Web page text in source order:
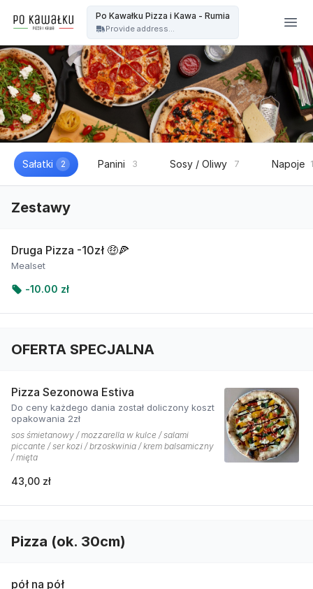
Po Kawałku Pizza i Kawa - Rumia
Provide address...
Sałatki 2 Panini 3 Sosy / Oliwy 7 Napoje
Zestawy
Druga Pizza -10zł 🤑🍕
Mealset
-10.00 zł
OFERTA SPECJALNA
Pizza Sezonowa Estiva
Do ceny każdego dania został doliczony koszt
opakowania 2zł
sos śmietanowy / mozzarella w kulce / salami
piccante / ser kozi / brzoskwinia / krem balsamiczny
/ mięta
43,00 zł
Pizza (ok. 30cm)
pół na pół